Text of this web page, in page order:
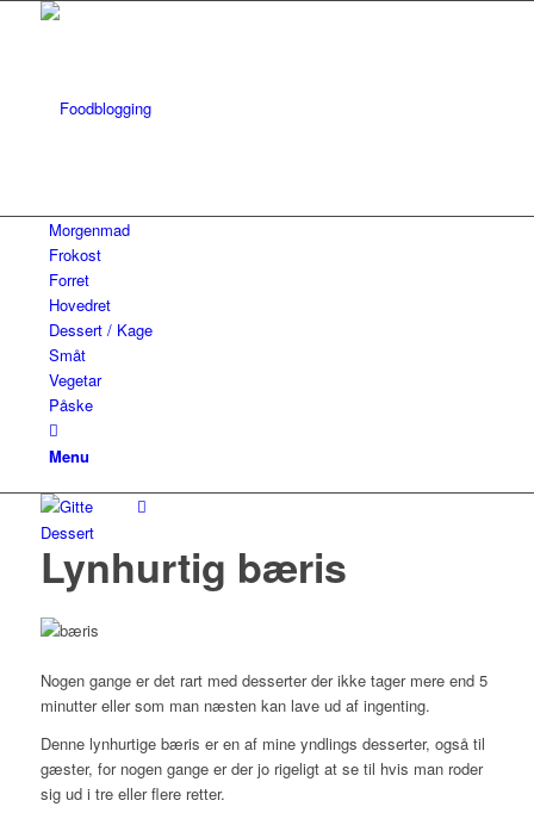
Morgenmad
Frokost
Forret
Hovedret
Dessert / Kage
Småt
Vegetar
Påske
Menu
Dessert
Lynhurtig bæris
Nogen gange er det rart med desserter der ikke tager mere end 5
minutter eller som man næsten kan lave ud af ingenting.
Denne lynhurtige bæris er en af mine yndlings desserter, også til
gæster, for nogen gange er der jo rigeligt at se til hvis man roder
sig ud i tre eller flere retter.